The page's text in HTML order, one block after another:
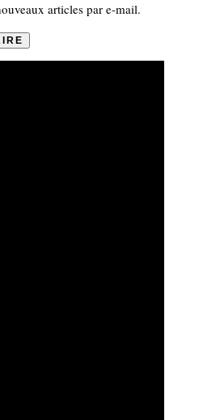
articles par e-mail.